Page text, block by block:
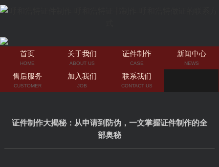
首页
HOME
关于我们
ABOUT US
证件制作
CASE
新闻中心
NEWS
售后服务
CUSTOMER
加入我们
JOB
联系我们
CONTACT US
证件制作大揭秘：从申请到防伪，一文掌握证件制作的全
部奥秘